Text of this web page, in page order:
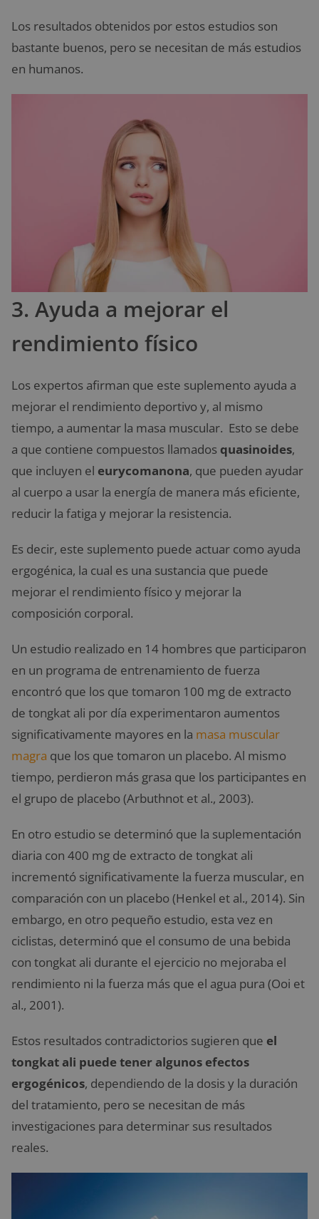
Los resultados obtenidos por estos estudios son
bastante buenos, pero se necesitan de más estudios
en humanos.
3. Ayuda a mejorar el
rendimiento físico
Los expertos afirman que este suplemento ayuda a
mejorar el rendimiento deportivo y, al mismo
tiempo, a aumentar la masa muscular. Esto se debe
a que contiene compuestos llamados quasinoides,
que incluyen el eurycomanona, que pueden ayudar
al cuerpo a usar la energía de manera más eficiente,
reducir la fatiga y mejorar la resistencia.
Es decir, este suplemento puede actuar como ayuda
ergogénica, la cual es una sustancia que puede
mejorar el rendimiento físico y mejorar la
composición corporal.
Un estudio realizado en 14 hombres que participaron
en un programa de entrenamiento de fuerza
encontró que los que tomaron 100 mg de extracto
de tongkat ali por día experimentaron aumentos
significativamente mayores en la masa muscular
magra que los que tomaron un placebo. Al mismo
tiempo, perdieron más grasa que los participantes en
el grupo de placebo (Arbuthnot et al., 2003).
En otro estudio se determinó que la suplementación
diaria con 400 mg de extracto de tongkat ali
incrementó significativamente la fuerza muscular, en
comparación con un placebo (Henkel et al., 2014). Sin
embargo, en otro pequeño estudio, esta vez en
ciclistas, determinó que el consumo de una bebida
con tongkat ali durante el ejercicio no mejoraba el
rendimiento ni la fuerza más que el agua pura (Ooi et
al., 2001).
Estos resultados contradictorios sugieren que el
tongkat ali puede tener algunos efectos
ergogénicos, dependiendo de la dosis y la duración
del tratamiento, pero se necesitan de más
investigaciones para determinar sus resultados
reales.